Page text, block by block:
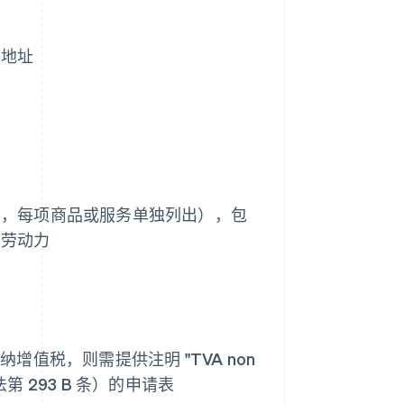
址
每项商品或服务单独列出），包
动力
增值税，则需提供注明 "TVA non
293 B 条）的申请表